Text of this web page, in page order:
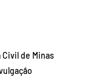
de Minas